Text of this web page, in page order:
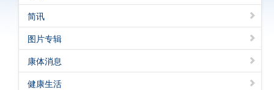
English
电子书版
警声特刊
简讯
图片专辑
康体消息
健康生活